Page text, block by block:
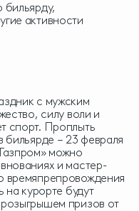
активности
с мужским
силу воли и
спорт. Проплыть
бильярде – 23 февраля
можно
и мастер-
времяпрепровождения
на курорте будут
призов от